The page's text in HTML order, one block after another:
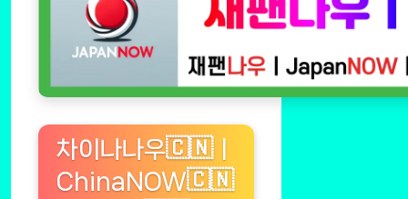
차이나나우🇨🇳ㅣ
ChinaNOW🇨🇳